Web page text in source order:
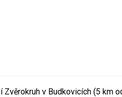
v Budkovicích (5 km